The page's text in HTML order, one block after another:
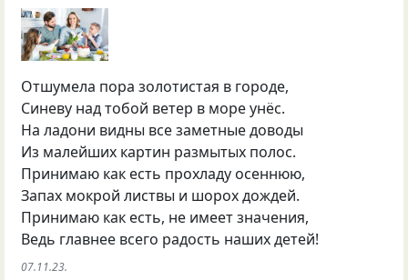
Отшумела пора золотистая в городе,
Синеву над тобой ветер в море унёс.
На ладони видны все заметные доводы
Из малейших картин размытых полос.
Принимаю как есть прохладу осеннюю,
Запах мокрой листвы и шорох дождей.
Принимаю как есть, не имеет значения,
Ведь главнее всего радость наших детей!
07.11.23.